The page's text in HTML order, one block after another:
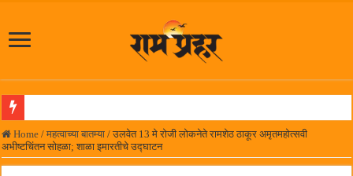
पनवेलमध्ये महारोजगार मेळाव्यास उत्स्फूर्त प्रतिसाद
दिल चाहता है @२५ वर्षे; कायमच तारुण्यात राहिलेला चित्रपट…
Home / महत्वाच्या बातम्या / उलवेत 13 मे रोजी लोकनेते रामशेठ ठाकूर अमृतमहोत्सवी
अभीष्टचिंतन सोहळा; शाळा इमारतीचे उद्घाटन